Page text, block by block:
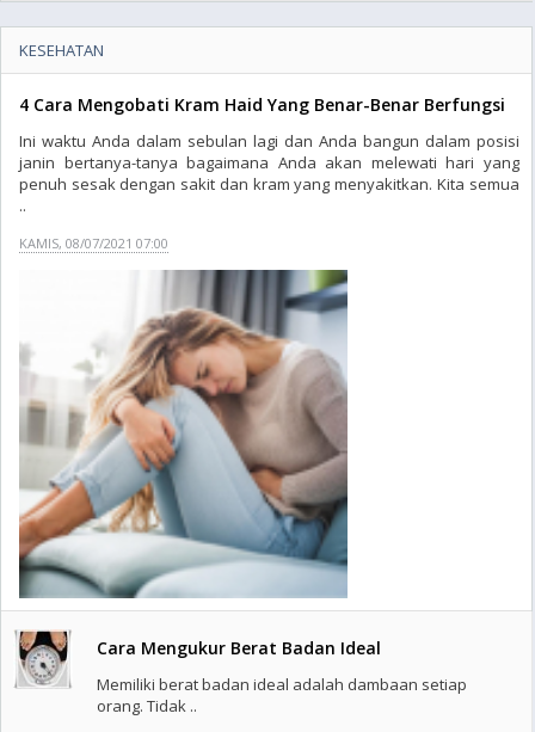
KESEHATAN
4 Cara Mengobati Kram Haid Yang Benar-Benar Berfungsi
Ini waktu Anda dalam sebulan lagi dan Anda bangun dalam posisi
janin bertanya-tanya bagaimana Anda akan melewati hari yang
penuh sesak dengan sakit dan kram yang menyakitkan. Kita semua
..
KAMIS, 08/07/2021 07:00
Cara Mengukur Berat Badan Ideal
Memiliki berat badan ideal adalah dambaan setiap
orang. Tidak ..